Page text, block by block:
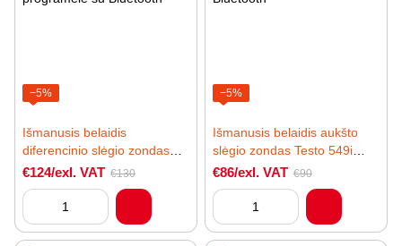
−5%
Išmanusis belaidis
diferencinio slėgio zondas
Testo 510i valdomas
programėle su Bluetooth
€124/exl. VAT €130
−5%
Išmanusis belaidis aukšto
slėgio zondas Testo 549i
valdomas programėle su
Bluetooth
€86/exl. VAT €90